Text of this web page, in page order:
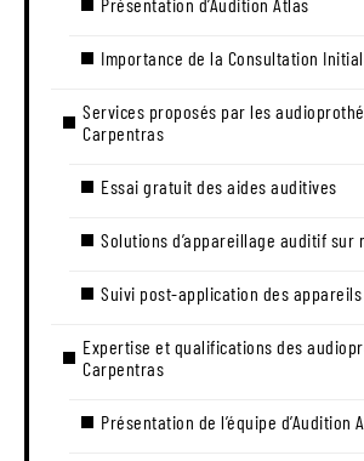
Importance de la Consultation
Services proposés par les
Carpentras
Essai gratuit des aides auditives
Solutions d’appareillage auditif sur
Suivi post-application des
Expertise et qualifications des
Carpentras
Présentation de l’équipe d’Audition